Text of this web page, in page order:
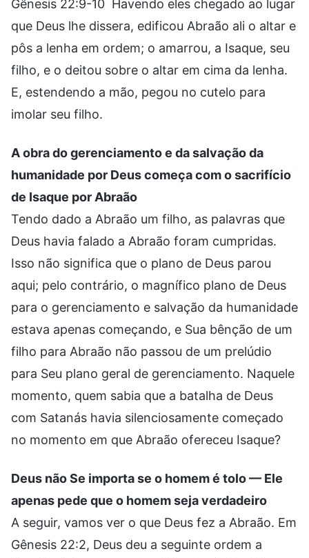
Gênesis 22:9-10 Havendo eles chegado ao lugar
que Deus lhe dissera, edificou Abraão ali o altar e
pôs a lenha em ordem; o amarrou, a Isaque, seu
filho, e o deitou sobre o altar em cima da lenha.
E, estendendo a mão, pegou no cutelo para
imolar seu filho.
A obra do gerenciamento e da salvação da
humanidade por Deus começa com o sacrifício
de Isaque por Abraão
Tendo dado a Abraão um filho, as palavras que
Deus havia falado a Abraão foram cumpridas.
Isso não significa que o plano de Deus parou
aqui; pelo contrário, o magnífico plano de Deus
para o gerenciamento e salvação da humanidade
estava apenas começando, e Sua bênção de um
filho para Abraão não passou de um prelúdio
para Seu plano geral de gerenciamento. Naquele
momento, quem sabia que a batalha de Deus
com Satanás havia silenciosamente começado
no momento em que Abraão ofereceu Isaque?
Deus não Se importa se o homem é tolo — Ele
apenas pede que o homem seja verdadeiro
A seguir, vamos ver o que Deus fez a Abraão. Em
Gênesis 22:2, Deus deu a seguinte ordem a